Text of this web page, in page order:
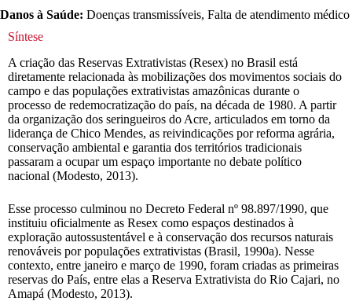
Danos à Saúde: Doenças transmissíveis, Falta de atendimento médico
Síntese
A criação das Reservas Extrativistas (Resex) no Brasil está
diretamente relacionada às mobilizações dos movimentos sociais do
campo e das populações extrativistas amazônicas durante o
processo de redemocratização do país, na década de 1980. A partir
da organização dos seringueiros do Acre, articulados em torno da
liderança de Chico Mendes, as reivindicações por reforma agrária,
conservação ambiental e garantia dos territórios tradicionais
passaram a ocupar um espaço importante no debate político
nacional (Modesto, 2013).
Esse processo culminou no Decreto Federal nº 98.897/1990, que
instituiu oficialmente as Resex como espaços destinados à
exploração autossustentável e à conservação dos recursos naturais
renováveis por populações extrativistas (Brasil, 1990a). Nesse
contexto, entre janeiro e março de 1990, foram criadas as primeiras
reservas do País, entre elas a Reserva Extrativista do Rio Cajari, no
Amapá (Modesto, 2013).